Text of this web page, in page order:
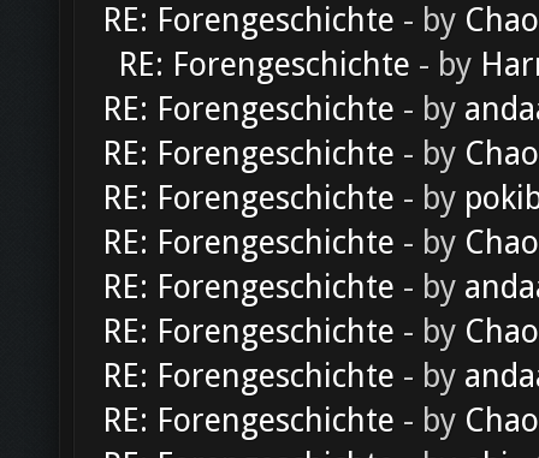
RE: Forengeschichte - by
RE: Forengeschichte - by
RE: Forengeschichte - by
RE: Forengeschichte - by
RE: Forengeschichte - by
RE: Forengeschichte - by
RE: Forengeschichte - by
RE: Forengeschichte - by
RE: Forengeschichte - by
RE: Forengeschichte - by